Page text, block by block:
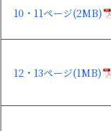
10・11ページ(2MB)
12・13ページ(1MB)